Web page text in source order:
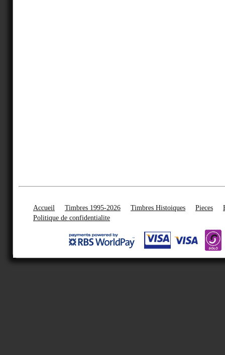
Accueil Timbres 1995-2026 Timbres Histoiques Pieces
Politique de confidentialite